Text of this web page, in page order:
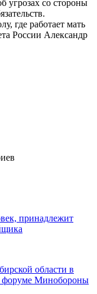
угрозах со стороны
где работает мать
России Александр
принадлежит
области в
форуме Минобороны